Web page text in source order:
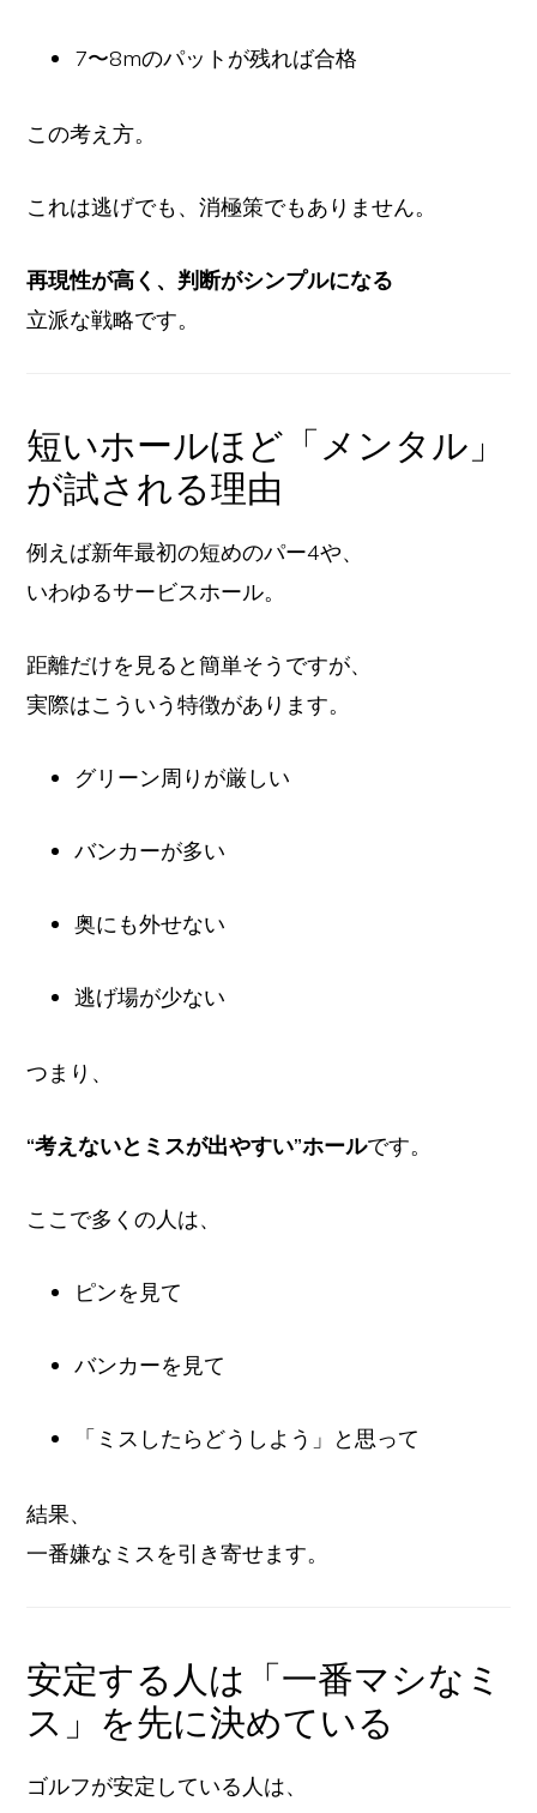
7〜8mのパットが残れば合格
この考え方。
これは逃げでも、消極策でもありません。
再現性が高く、判断がシンプルになる
立派な戦略です。
短いホールほど「メンタル」
が試される理由
例えば新年最初の短めのパー4や、
いわゆるサービスホール。
距離だけを見ると簡単そうですが、
実際はこういう特徴があります。
グリーン周りが厳しい
バンカーが多い
奥にも外せない
逃げ場が少ない
つまり、
“考えないとミスが出やすい”ホールです。
ここで多くの人は、
ピンを見て
バンカーを見て
「ミスしたらどうしよう」と思って
結果、
一番嫌なミスを引き寄せます。
安定する人は「一番マシなミ
ス」を先に決めている
ゴルフが安定している人は、